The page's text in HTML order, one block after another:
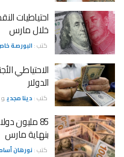
خلال مارس
كتب : البورصة
الاحتياطي
الدولار
كتب : دينا مجديو
85 مليون
بنهاية مارس
كتب : نورهان